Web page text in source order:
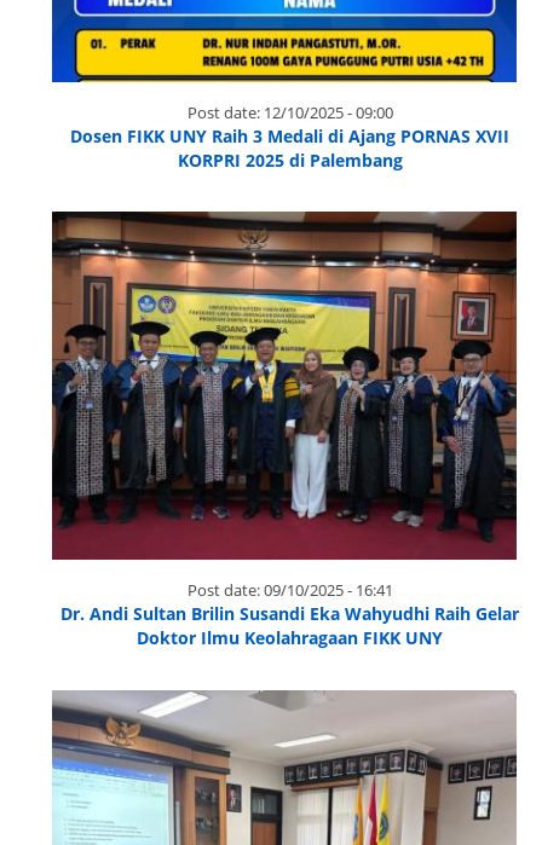
Post date: 12/10/2025 - 09:00
Dosen FIKK UNY Raih 3 Medali di Ajang PORNAS XVII
KORPRI 2025 di Palembang
Post date:09/10/2025 - 16:41
Dr. Andi Sultan Brilin Susandi Eka Wahyudhi Raih Gelar
Doktor Ilmu Keolahragaan FIKK UNY